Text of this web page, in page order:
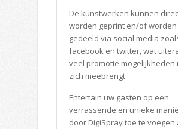
De kunstwerken kunnen
worden geprint en/of worden
gedeeld via social media
facebook en twitter, wat
veel promotie mogelijkheden
zich meebrengt.
Entertain uw gasten op een
verrassende en unieke
door DigiSpray toe te voegen